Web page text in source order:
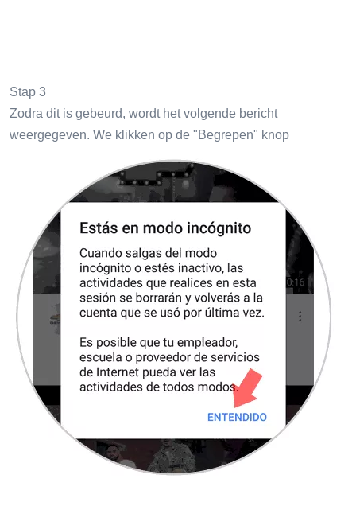
Stap 3
Zodra dit is gebeurd, wordt het volgende bericht
weergegeven. We klikken op de "Begrepen" knop